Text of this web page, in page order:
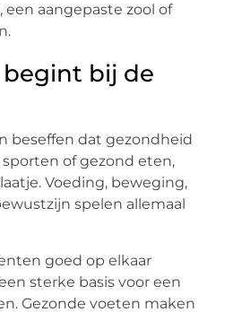
aangepaste zool of
bij de
beseffen dat gezondheid
of gezond eten,
Voeding, beweging,
spelen allemaal
goed op elkaar
sterke basis voor een
Gezonde voeten maken